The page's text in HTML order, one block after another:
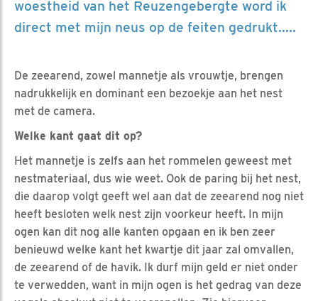
woestheid van het Reuzengebergte word ik
direct met mijn neus op de feiten gedrukt.....
De zeearend, zowel mannetje als vrouwtje, brengen
nadrukkelijk en dominant een bezoekje aan het nest
met de camera.
Welke kant gaat dit op?
Het mannetje is zelfs aan het rommelen geweest met
nestmateriaal, dus wie weet. Ook de paring bij het nest,
die daarop volgt geeft wel aan dat de zeearend nog niet
heeft besloten welk nest zijn voorkeur heeft. In mijn
ogen kan dit nog alle kanten opgaan en ik ben zeer
benieuwd welke kant het kwartje dit jaar zal omvallen,
de zeearend of de havik. Ik durf mijn geld er niet onder
te verwedden, want in mijn ogen is het gedrag van deze